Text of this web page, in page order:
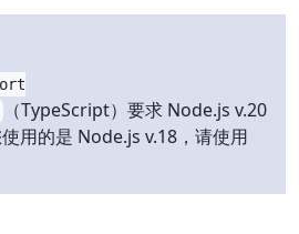
（TypeScript）要求 Node.js v.20
用的是 Node.js v.18，请使用